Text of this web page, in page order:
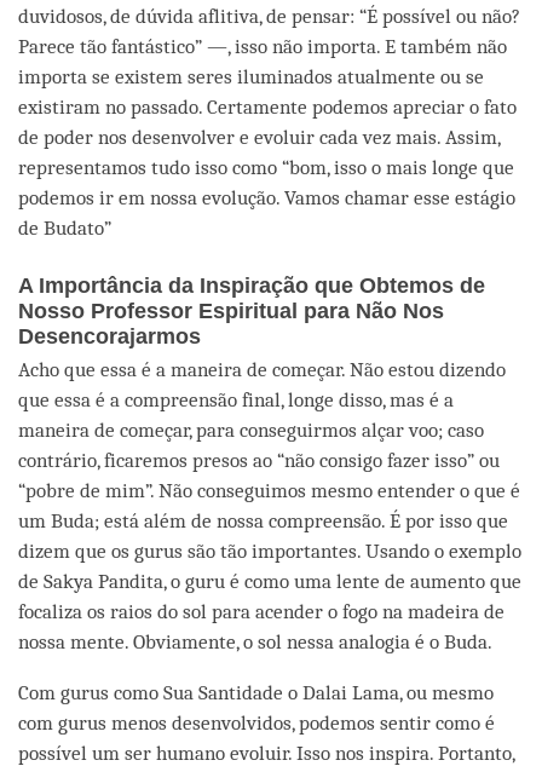
duvidosos, de dúvida aflitiva, de pensar: “É possível ou não?
Parece tão fantástico” —, isso não importa. E também não
importa se existem seres iluminados atualmente ou se
existiram no passado. Certamente podemos apreciar o fato
de poder nos desenvolver e evoluir cada vez mais. Assim,
representamos tudo isso como “bom, isso o mais longe que
podemos ir em nossa evolução. Vamos chamar esse estágio
de Budato”
A Importância da Inspiração que Obtemos de
Nosso Professor Espiritual para Não Nos
Desencorajarmos
Acho que essa é a maneira de começar. Não estou dizendo
que essa é a compreensão final, longe disso, mas é a
maneira de começar, para conseguirmos alçar voo; caso
contrário, ficaremos presos ao “não consigo fazer isso” ou
“pobre de mim”. Não conseguimos mesmo entender o que é
um Buda; está além de nossa compreensão. É por isso que
dizem que os gurus são tão importantes. Usando o exemplo
de Sakya Pandita, o guru é como uma lente de aumento que
focaliza os raios do sol para acender o fogo na madeira de
nossa mente. Obviamente, o sol nessa analogia é o Buda.
Com gurus como Sua Santidade o Dalai Lama, ou mesmo
com gurus menos desenvolvidos, podemos sentir como é
possível um ser humano evoluir. Isso nos inspira. Portanto,